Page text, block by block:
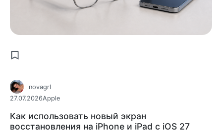
novagrl
27.07.2026Apple
Как использовать новый экран
восстановления на iPhone и iPad с iOS 27